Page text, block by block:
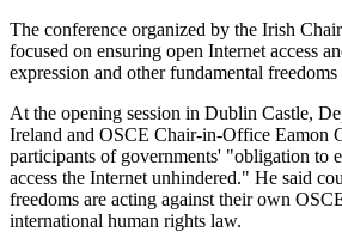
The conference organized by the Irish
focused on ensuring open Internet access
expression and other fundamental
At the opening session in Dublin Castle,
Ireland and OSCE Chair-in-Office Eamon
participants of governments' "obligation to
access the Internet unhindered." He said
freedoms are acting against their own
international human rights law.